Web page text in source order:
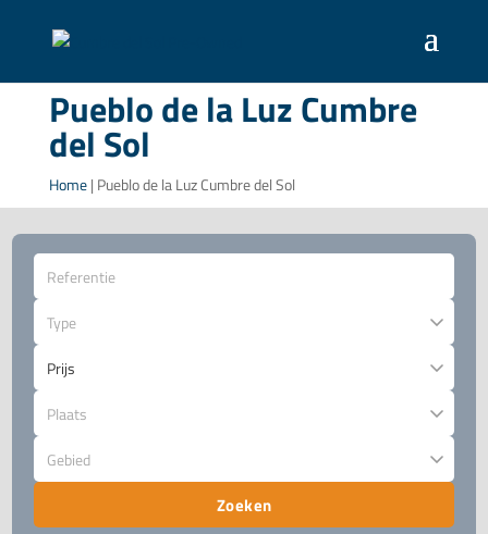
Pueblo de la Luz Cumbre
del Sol
Home| Pueblo de la Luz Cumbre del Sol
Type
Plaats
Gebied
Zoeken